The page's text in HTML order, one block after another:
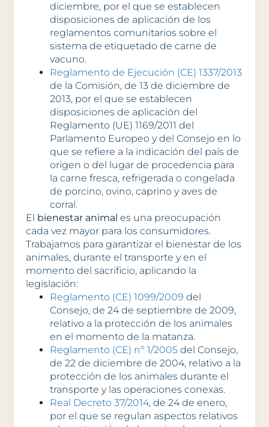
diciembre, por el que se establecen
disposiciones de aplicación de los
reglamentos comunitarios sobre el
sistema de etiquetado de carne de
vacuno.
Reglamento de Ejecución (CE) 1337/2013
de la Comisión, de 13 de diciembre de
2013, por el que se establecen
disposiciones de aplicación del
Reglamento (UE) 1169/2011 del
Parlamento Europeo y del Consejo en lo
que se refiere a la indicación del país de
origen o del lugar de procedencia para
la carne fresca, refrigerada o congelada
de porcino, ovino, caprino y aves de
corral.
El bienestar animal es una preocupación
cada vez mayor para los consumidores.
Trabajamos para garantizar el bienestar de los
animales, durante el transporte y en el
momento del sacrificio, aplicando la
legislación:
Reglamento (CE) 1099/2009 del
Consejo, de 24 de septiembre de 2009,
relativo a la protección de los animales
en el momento de la matanza.
Reglamento (CE) nº 1/2005 del Consejo,
de 22 de diciembre de 2004, relativo a la
protección de los animales durante el
transporte y las operaciones conexas.
Real Decreto 37/2014, de 24 de enero,
por el que se regulan aspectos relativos